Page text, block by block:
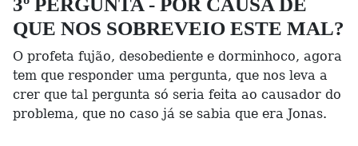
3º PERGUNTA - POR CAUSA DE
QUE NOS SOBREVEIO ESTE MAL?
O profeta fujão, desobediente e dorminhoco, agora
tem que responder uma pergunta, que nos leva a
crer que tal pergunta só seria feita ao causador do
problema, que no caso já se sabia que era Jonas.